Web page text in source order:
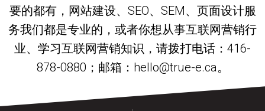
要的都有，网站建设、SEO、SEM、页面设计服
务我们都是专业的，或者你想从事互联网营销行
业、学习互联网营销知识，请拨打电话：416-
878-0880；邮箱：hello@true-e.ca。